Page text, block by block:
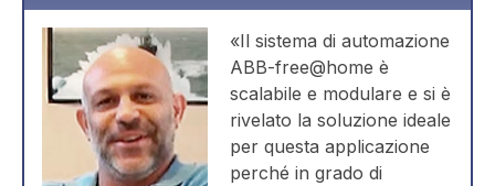
«Il sistema di automazione
ABB-free@home è
scalabile e modulare e si è
rivelato la soluzione ideale
per questa applicazione
perché in grado di